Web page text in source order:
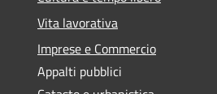
Vita lavorativa
Imprese e Commercio
Appalti pubblici